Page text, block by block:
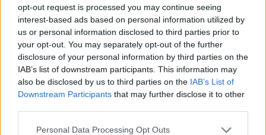
opt-out request is processed you may continue seeing
interest-based ads based on personal information utilized by
us or personal information disclosed to third parties prior to
your opt-out. You may separately opt-out of the further
disclosure of your personal information by third parties on the
IAB’s list of downstream participants. This information may
also be disclosed by us to third parties on the IAB’s List of
Downstream Participants that may further disclose it to other
Personal Data Processing Opt Outs